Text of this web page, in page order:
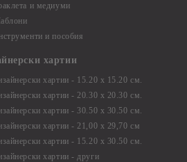
и медиуми
и пособия
хартии
хартии - 15.20 х 15.20 см.
хартии - 20.30 х 20.30 см.
хартии - 30.50 х 30.50 см.
хартии - 21,00 х 29,70 см
хартии - 15.20 x 30.50 см.
хартии - други